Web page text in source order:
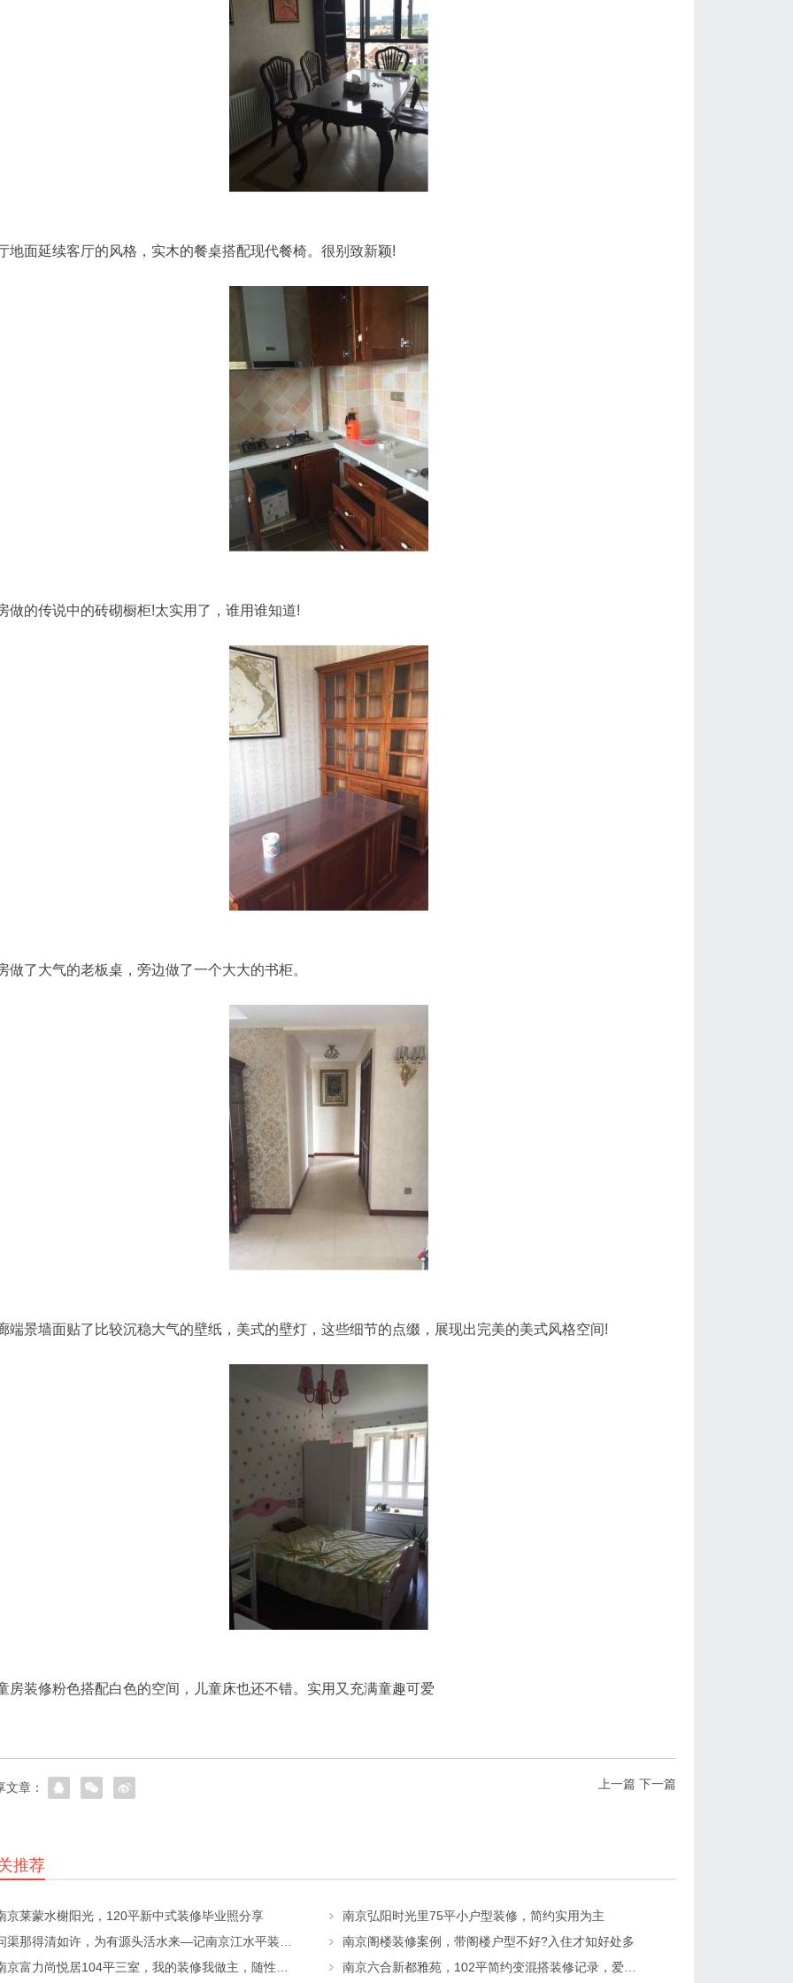
地面延续客厅的风格，实木的餐桌搭配现代餐椅。很别致新颖!
做的传说中的砖砌橱柜!太实用了，谁用谁知道!
做了大气的老板桌，旁边做了一个大大的书柜。
端景墙面贴了比较沉稳大气的壁纸，美式的壁灯，这些细节的点缀，展现出完美的美式风格空间!
房装修粉色搭配白色的空间，儿童床也还不错。实用又充满童趣可爱
上一篇 下一篇
文章：
推荐
京莱蒙水榭阳光，120平新中式装修毕业照分享
南京弘阳时光里75平小户型装修，简约实用为主
南京阁楼装修案例，带阁楼户型不好?入住才知好处多
南京六合新都雅苑，102平简约变混搭装修记录，爱家的人都是这么设计